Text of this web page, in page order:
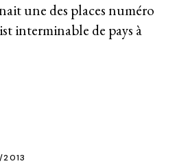
une des places numéro
interminable de pays à